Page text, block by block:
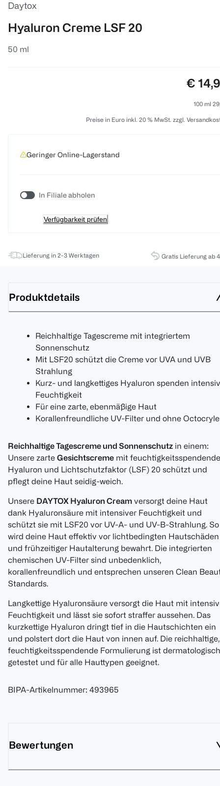
Daytox
Hyaluron Creme LSF 20
50 ml
Preis:
€
100 ml
Preise in Euro inkl. 20 % MwSt. zzgl.
Geringer Online-Lagerstand
In Filiale abholen
Verfügbarkeit prüfen
Lieferung in 2-3 Werktagen Gratis Lieferung ab
Produktdetails
Reichhaltige Tagescreme mit integriertem
Sonnenschutz
Mit LSF20 schützt die Creme vor UVA und UVB
Strahlung
Kurz- und langkettiges Hyaluron spenden
Feuchtigkeit
Für eine zarte, ebenmäßige Haut
Korallenfreundliche UV-Filter und ohne
Reichhaltige Tagescreme und Sonnenschutz in einem:
Unsere zarte Gesichtscreme mit
Hyaluron und Lichtschutzfaktor (LSF) 20 schützt und
pflegt deine Haut seidig-weich.
Unsere DAYTOX Hyaluron Cream versorgt deine Haut
dank Hyaluronsäure mit intensiver Feuchtigkeit und
schützt sie mit LSF20 vor UV-A- und UV-B-Strahlung. So
wird deine Haut effektiv vor lichtbedingten Hautschäden
und frühzeitiger Hautalterung bewahrt. Die integrierten
chemischen UV-Filter sind unbedenklich,
korallenfreundlich und entsprechen unseren Clean
Standards.
Langkettige Hyaluronsäure versorgt die Haut mit
Feuchtigkeit und lässt sie sofort straffer aussehen. Das
kurzkettige Hyaluron dringt tief in die Hautschichten ein
und polstert dort die Haut von innen auf. Die reichhaltige,
feuchtigkeitsspendende Formulierung ist dermatologisch
getestet und für alle Hauttypen geeignet.
BIPA-Artikelnummer: 493965
Bewertungen